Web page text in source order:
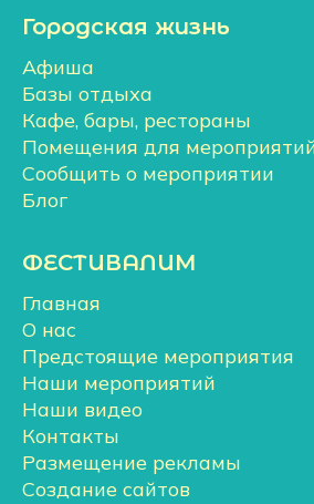
Городская жизнь
Афиша
Базы отдыха
Кафе, бары, рестораны
Помещения для
Сообщить о мероприятии
Блог
ФЕСТИВАЛИМ
Главная
О нас
Предстоящие мероприятия
Наши мероприятий
Наши видео
Контакты
Размещение рекламы
Создание сайтов